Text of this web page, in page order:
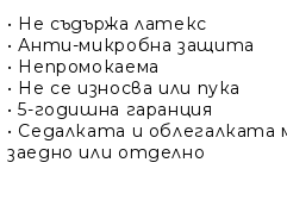
• Не съдържа латекс
• Анти-микробна защита
• Непромокаема
• Не се износва или пука
• 5-годишна гаранция
• Седалката и облегалката
заедно или отделно